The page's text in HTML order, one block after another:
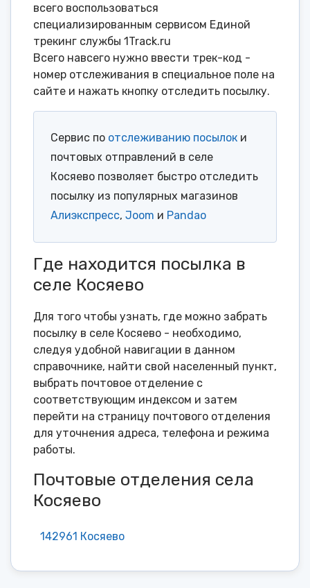
всего воспользоваться
специализированным сервисом Единой
трекинг службы 1Track.ru
Всего навсего нужно ввести трек-код -
номер отслеживания в специальное поле на
сайте и нажать кнопку отследить посылку.
Сервис по отслеживанию посылок и
почтовых отправлений в селе
Косяево позволяет быстро отследить
посылку из популярных магазинов
Алиэкспресс, Joom и Pandao
Где находится посылка в
селе Косяево
Для того чтобы узнать, где можно забрать
посылку в селе Косяево - необходимо,
следуя удобной навигации в данном
справочнике, найти свой населенный пункт,
выбрать почтовое отделение с
соответствующим индексом и затем
перейти на страницу почтового отделения
для уточнения адреса, телефона и режима
работы.
Почтовые отделения села
Косяево
142961 Косяево